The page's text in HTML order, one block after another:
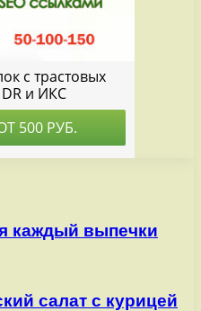
каждый выпечки
салат с курицей